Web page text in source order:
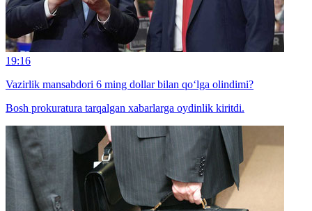
19:16
Vazirlik mansabdori 6 ming dollar bilan qo‘lga olindimi?
Bosh prokuratura tarqalgan xabarlarga oydinlik kiritdi.